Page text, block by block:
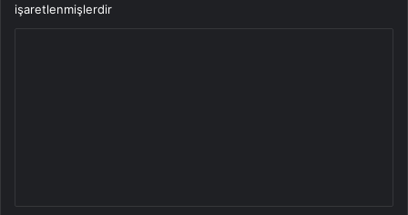
işaretlenmişlerdir